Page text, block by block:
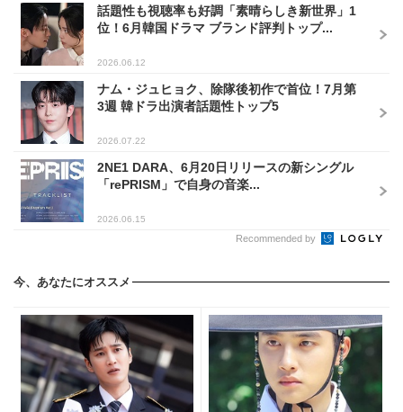
話題性も視聴率も好調「素晴らしき新世界」1
位！6月韓国ドラマ ブランド評判トップ...
2026.06.12
ナム・ジュヒョク、除隊後初作で首位！7月第
3週 韓ドラ出演者話題性トップ5
2026.07.22
2NE1 DARA、6月20日リリースの新シングル
「rePRISM」で自身の音楽...
2026.06.15
Recommended by
今、あなたにオススメ